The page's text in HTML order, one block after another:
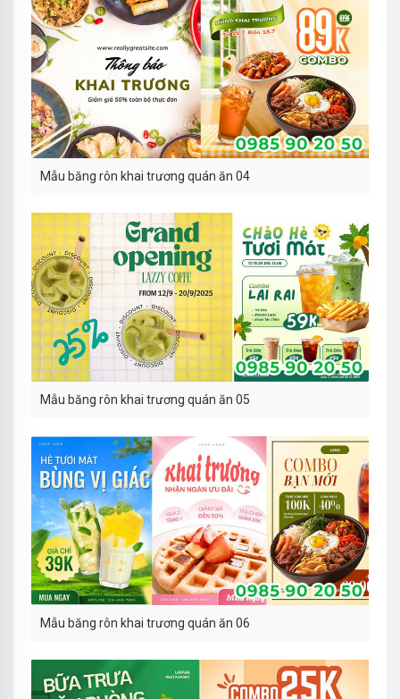
Mẫu băng rôn khai trương quán ăn 04
Mẫu băng rôn khai trương quán ăn 05
Mẫu băng rôn khai trương quán ăn 06